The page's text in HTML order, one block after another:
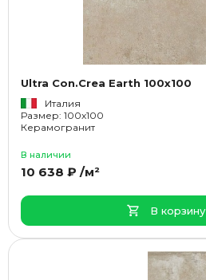
Ultra Con.Crea Earth 100x100
Италия
Размер: 100x100
Керамогранит
В наличии
10 638 ₽ /м²
В корзину